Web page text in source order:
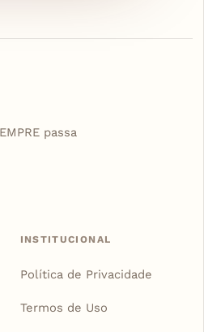
passa
INSTITUCIONAL
Política de Privacidade
Termos de Uso